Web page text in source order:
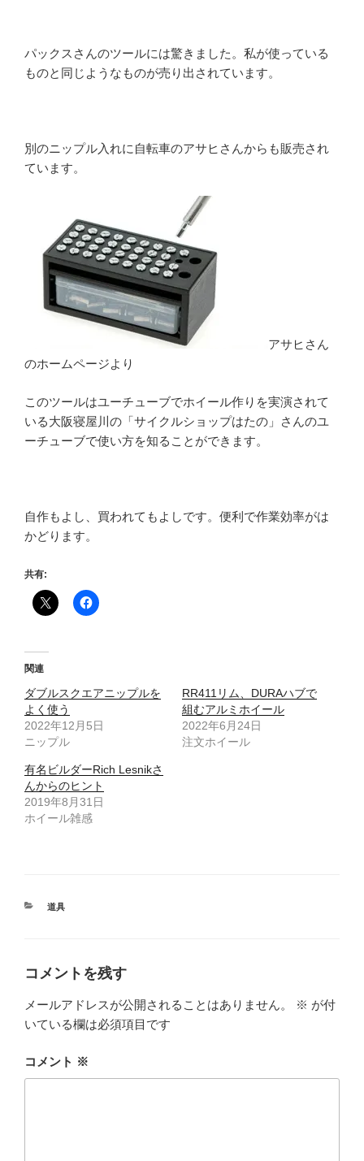
パックスさんのツールには驚きました。私が使っている
ものと同じようなものが売り出されています。
別のニップル入れに自転車のアサヒさんからも販売され
ています。
アサヒさん
のホームページより
このツールはユーチューブでホイール作りを実演されて
いる大阪寝屋川の「サイクルショップはたの」さんのユ
ーチューブで使い方を知ることができます。
自作もよし、買われてもよしです。便利で作業効率がは
かどります。
共有:
関連
ダブルスクエアニップルを
よく使う
2022年12月5日
ニップル
RR411リム、DURAハブで
組むアルミホイール
2022年6月24日
注文ホイール
有名ビルダーRich Lesnikさ
んからのヒント
2019年8月31日
ホイール雑感
カ
道具
コメントを残す
メールアドレスが公開されることはありません。 ※ が付
いている欄は必須項目です
コメント ※